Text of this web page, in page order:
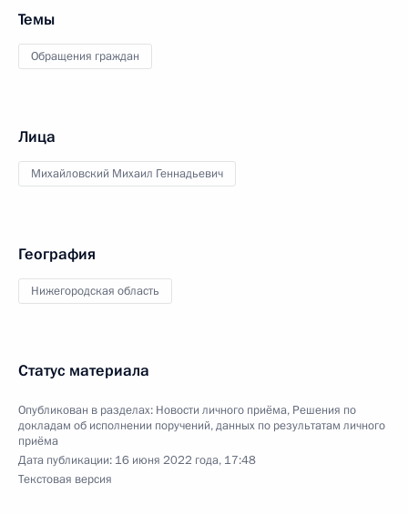
Темы
Обращения граждан
Лица
Михайловский Михаил Геннадьевич
География
Нижегородская область
Статус материала
Опубликован в разделах: Новости личного приёма, Решения по
докладам об исполнении поручений, данных по результатам личного
приёма
Дата публикации: 16 июня 2022 года, 17:48
Текстовая версия